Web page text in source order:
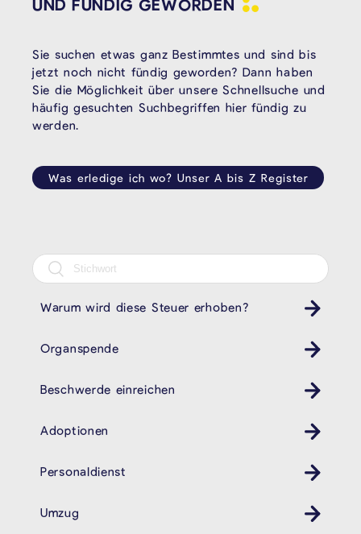
UND FÜNDIG GEWORDEN
Sie suchen etwas ganz Bestimmtes und sind bis
jetzt noch nicht fündig geworden? Dann haben
Sie die Möglichkeit über unsere Schnellsuche und
häufig gesuchten Suchbegriffen hier fündig zu
werden.
Was erledige ich wo? Unser A bis Z Register
Warum wird diese Steuer erhoben?
Organspende
Beschwerde einreichen
Adoptionen
Personaldienst
Umzug